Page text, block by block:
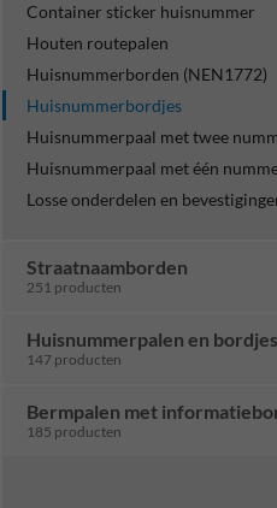
Container sticker huisnummer
Houten routepalen
Huisnummerborden (NEN1772)
Huisnummerbordjes
Huisnummerpaal met twee
Huisnummerpaal met één
Losse onderdelen en
Straatnaamborden
251 producten
Huisnummerpalen en bordjes
147 producten
Bermpalen met
185 producten